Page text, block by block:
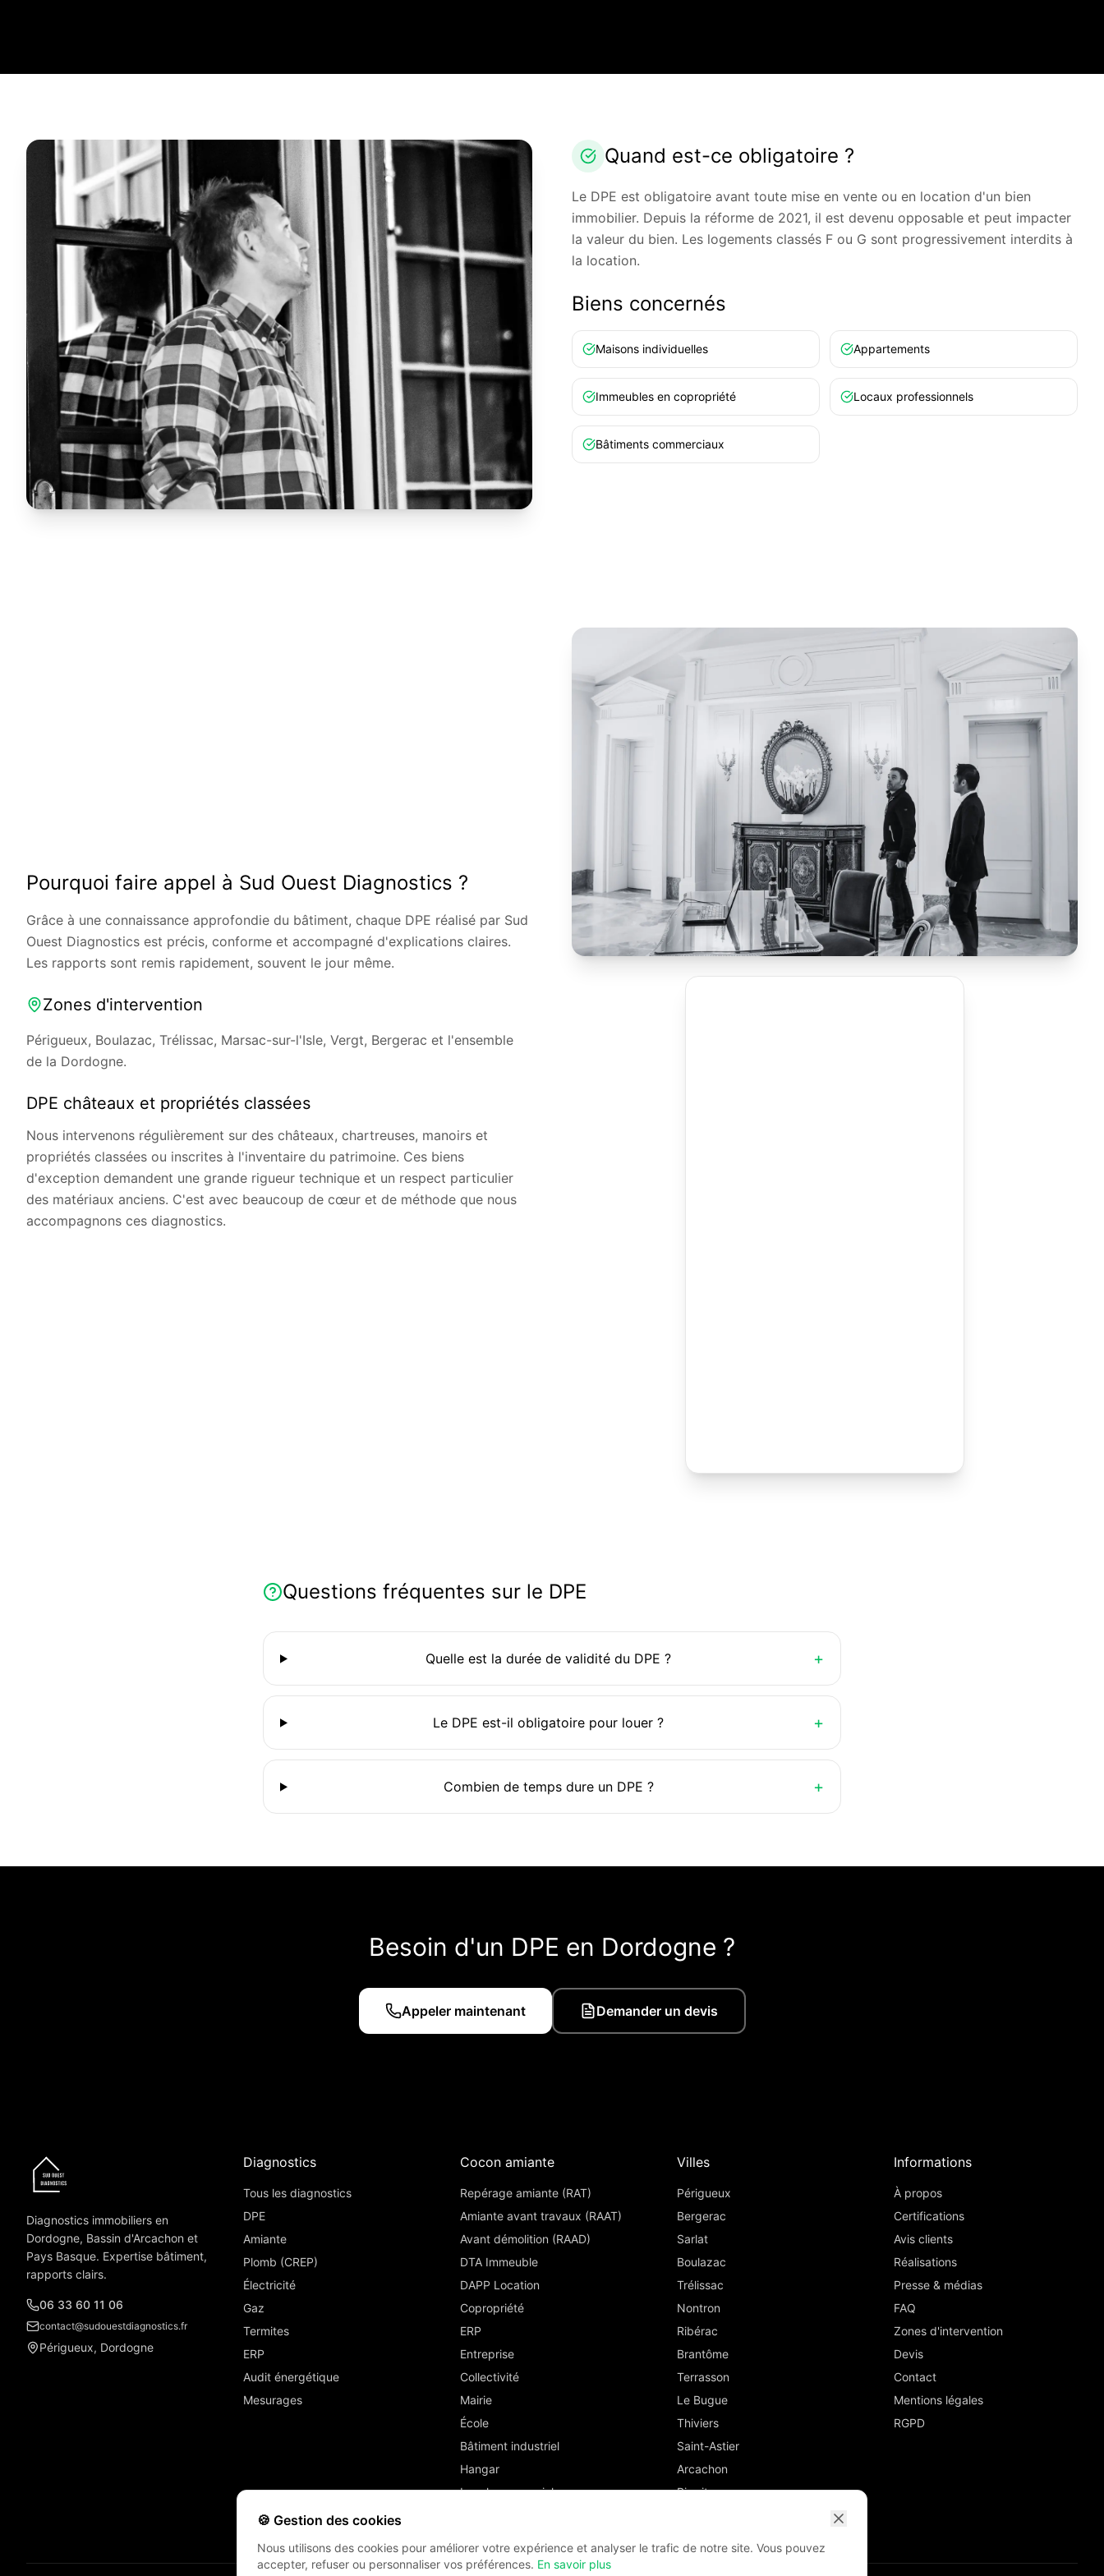
Quand est-ce obligatoire ?
Le DPE est obligatoire avant toute mise en vente ou en location d'un bien
immobilier. Depuis la réforme de 2021, il est devenu opposable et peut impacter
la valeur du bien. Les logements classés F ou G sont progressivement interdits à
la location.
Biens concernés
Maisons individuelles Appartements
Immeubles en copropriété Locaux professionnels
Bâtiments commerciaux
Pourquoi faire appel à Sud Ouest Diagnostics ?
Grâce à une connaissance approfondie du bâtiment, chaque DPE réalisé par Sud
Ouest Diagnostics est précis, conforme et accompagné d'explications claires.
Les rapports sont remis rapidement, souvent le jour même.
Zones d'intervention
Périgueux, Boulazac, Trélissac, Marsac-sur-l'Isle, Vergt, Bergerac et l'ensemble
de la Dordogne.
DPE châteaux et propriétés classées
Nous intervenons régulièrement sur des châteaux, chartreuses, manoirs et
propriétés classées ou inscrites à l'inventaire du patrimoine. Ces biens
d'exception demandent une grande rigueur technique et un respect particulier
des matériaux anciens. C'est avec beaucoup de cœur et de méthode que nous
accompagnons ces diagnostics.
Questions fréquentes sur le DPE
Quelle est la durée de validité du DPE ? +
Le DPE est-il obligatoire pour louer ? +
Combien de temps dure un DPE ? +
Besoin d'un DPE en Dordogne ?
Appeler maintenant Demander un devis
Diagnostics immobiliers en
Dordogne, Bassin d'Arcachon et
Pays Basque. Expertise bâtiment,
rapports clairs.
06 33 60 11 06
contact@sudouestdiagnostics.fr
Périgueux, Dordogne
Diagnostics
Tous les diagnostics
DPE
Amiante
Plomb (CREP)
Électricité
Gaz
Termites
ERP
Audit énergétique
Mesurages
Cocon amiante
Repérage amiante (RAT)
Amiante avant travaux (RAAT)
Avant démolition (RAAD)
DTA Immeuble
DAPP Location
Copropriété
ERP
Entreprise
Collectivité
Mairie
École
Bâtiment industriel
Hangar
Local commercial
Villes
Périgueux
Bergerac
Sarlat
Boulazac
Trélissac
Nontron
Ribérac
Brantôme
Terrasson
Le Bugue
Thiviers
Saint-Astier
Arcachon
Biarritz
Informations
À propos
Certifications
Avis clients
Réalisations
Presse & médias
FAQ
Zones d'intervention
Devis
Contact
Mentions légales
RGPD
🍪 Gestion des cookies
Nous utilisons des cookies pour améliorer votre expérience et analyser le trafic de notre site. Vous pouvez
accepter, refuser ou personnaliser vos préférences. En savoir plus